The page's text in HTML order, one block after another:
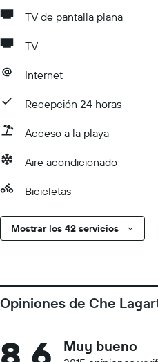
TV de pantalla plana
TV
Internet
Recepción 24 horas
Acceso a la playa
Aire acondicionado
Bicicletas
Mostrar los 42 servicios
Opiniones de Che
Muy bueno